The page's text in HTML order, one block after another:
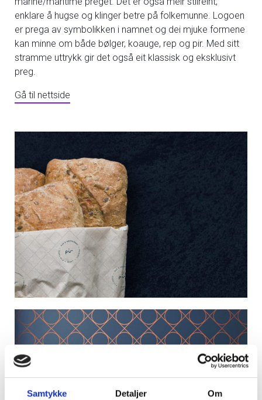
Samtykke Detaljer Om
enklare å hugse og klinger betre på folkemunne. Logoen
er prega av symbolikken i namnet og dei mjuke formene
kan minne om både bølger, koauge, rep og pir. Med sitt
stramme uttrykk gir det også eit klassisk og eksklusivt
preg.
Gå til nettside